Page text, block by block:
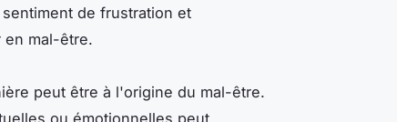
de frustration et
mal-être.
peut être à l'origine du mal-être.
ou émotionnelles peut